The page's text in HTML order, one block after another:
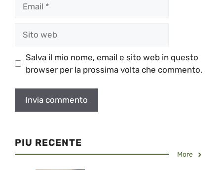
web
Salva il mio nome, email e sito web in questo
browser per la prossima volta che commento.
PIU RECENTE
More